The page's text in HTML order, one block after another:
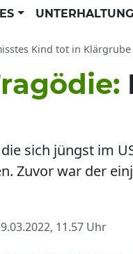
UNTERHALTUNG
Kind tot in
sich jüngst im
Zuvor war der
11.57 Uhr